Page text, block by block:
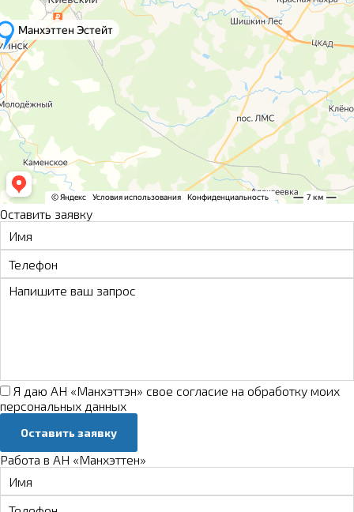
Оставить заявку
Я даю АН «Манхэттэн» свое согласие на обработку моих
персональных данных
Оставить заявку
Работа в АН «Манхэттен»